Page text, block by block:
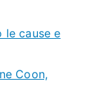
le cause e
Coon,